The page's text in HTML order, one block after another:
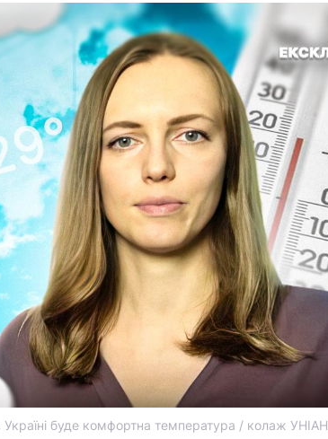
Україні буде комфортна температура / колаж УНІАН